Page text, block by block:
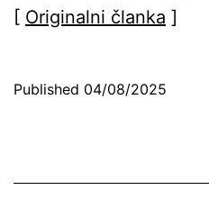
[ Originalni članka ]
Published 04/08/2025